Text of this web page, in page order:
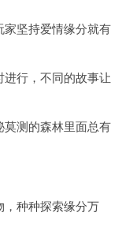
家坚持爱情缘分就有
行，不同的故事让
莫测的森林里面总有
，种种探索缘分万